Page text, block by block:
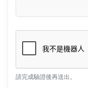
請完成驗證後再送出。